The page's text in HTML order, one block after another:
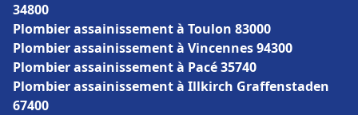
34800
Plombier assainissement à Toulon 83000
Plombier assainissement à Vincennes 94300
Plombier assainissement à Pacé 35740
Plombier assainissement à Illkirch Graffenstaden
67400